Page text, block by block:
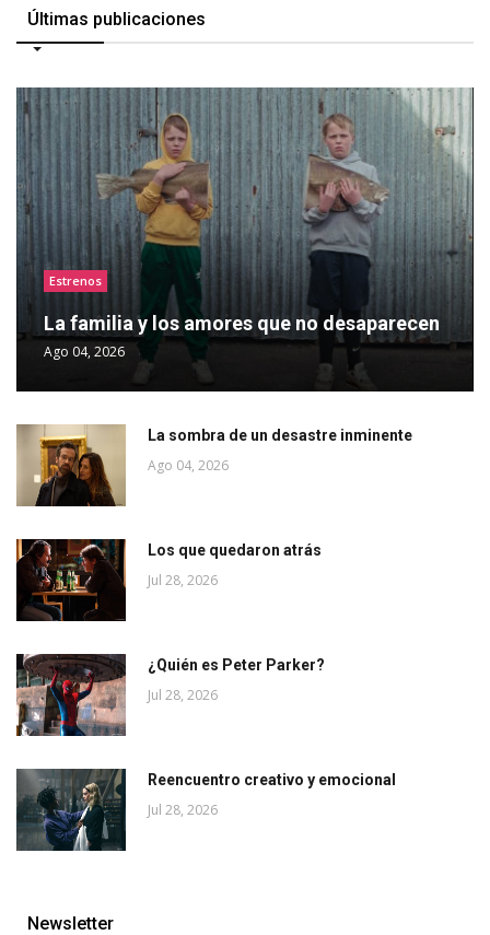
Últimas publicaciones
Estrenos
La familia y los amores que no desaparecen
Ago 04, 2026
La sombra de un desastre inminente
Ago 04, 2026
Los que quedaron atrás
Jul 28, 2026
¿Quién es Peter Parker?
Jul 28, 2026
Reencuentro creativo y emocional
Jul 28, 2026
Newsletter